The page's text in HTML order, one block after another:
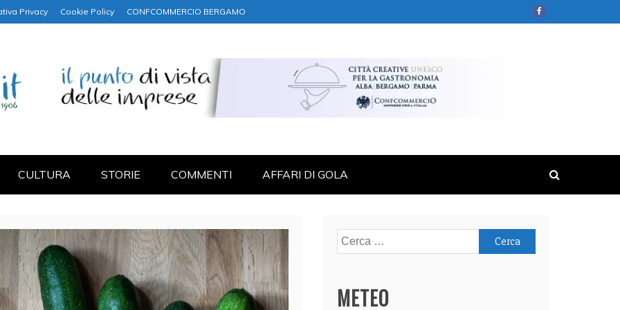
Privacy Cookie Policy CONFCOMMERCIO BERGAMO
CULTURA STORIE COMMENTI AFFARI DI GOLA
Ricerca
per:
METEO